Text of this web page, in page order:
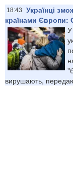
18:43
Українці
країнами Європи:
У
вирушають,